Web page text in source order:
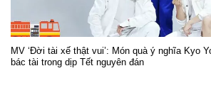
MV ‘Đời tài xế thật vui’: Món quà ý nghĩa Kyo
bác tài trong dịp Tết nguyên đán